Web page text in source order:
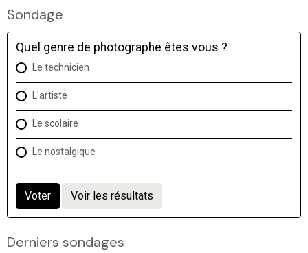
Sondage
Quel genre de photographe êtes vous ?
Le technicien
L'artiste
Le scolaire
Le nostalgique
Voter Voir les résultats
Derniers sondages